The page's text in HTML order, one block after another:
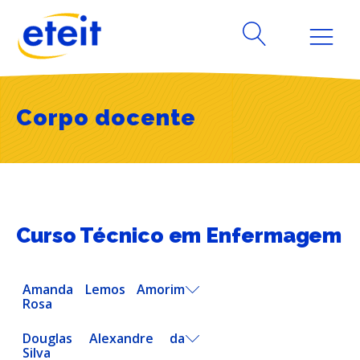
Corpo docente
Curso Técnico em Enfermagem
Amanda Lemos Amorim
Rosa
Bacharel em Enfermagem e
pós-graduada em Docência no
Douglas Alexandre da
Silva